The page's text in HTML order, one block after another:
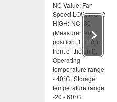
NC Value: Fan
Speed LOW: NC=20 /
HIGH: NC=30
(Measurement
position: 1 m from the
front of the unit),
Operating
temperature range: 0
- 40°C, Storage
temperature range:
-20 - 60°C